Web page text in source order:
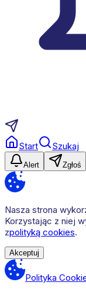
Start Szukaj
Alert Zgłoś
Nasza strona
Korzystając z niej
zpolityką cookies.
Akceptuj
Polityka